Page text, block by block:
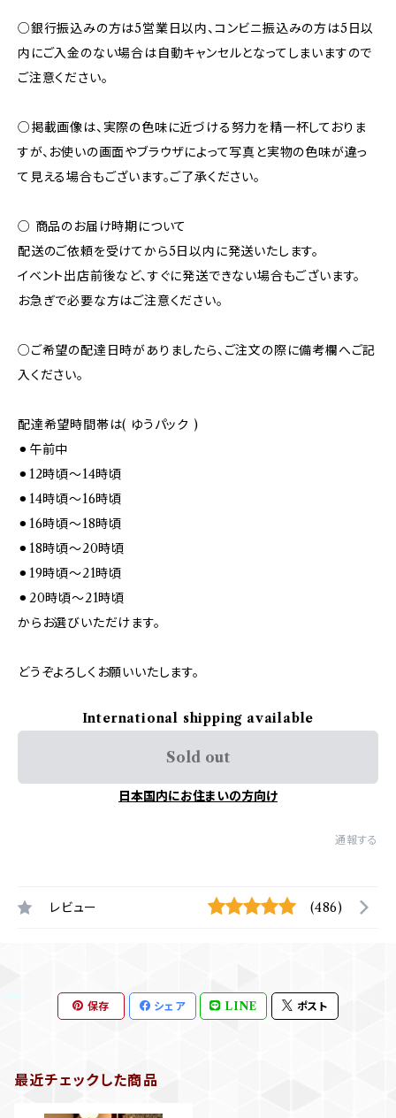
○銀行振込みの方は5営業日以内、コンビニ振込みの方は5日以
内にご入金のない場合は自動キャンセルとなってしまいますので
ご注意ください。
○掲載画像は、実際の色味に近づける努力を精一杯しておりま
すが、お使いの画面やブラウザによって写真と実物の色味が違っ
て見える場合もございます。ご了承ください。
○ 商品のお届け時期について
配送のご依頼を受けてから5日以内に発送いたします。
イベント出店前後など、すぐに発送できない場合もございます。
お急ぎで必要な方はご注意ください。
○ご希望の配達日時がありましたら、ご注文の際に備考欄へご記
入ください。
配達希望時間帯は( ゆうパック )
⚫︎午前中
⚫︎12時頃～14時頃
⚫︎14時頃～16時頃
⚫︎16時頃～18時頃
⚫︎18時頃～20時頃
⚫︎19時頃～21時頃
⚫︎20時頃～21時頃
からお選びいただけます。
どうぞよろしくお願いいたします。
International shipping available
Sold out
日本国内にお住まいの方向け
通報する
レビュー (486)
保存 シェア LINE ポスト
最近チェックした商品